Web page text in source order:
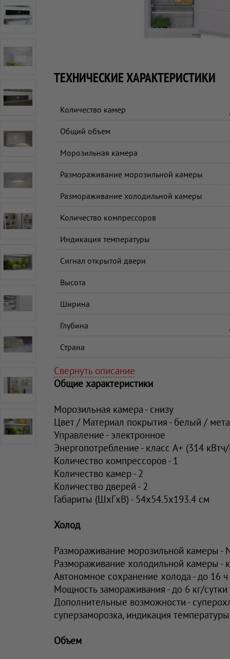
ТЕХНИЧЕСКИЕ ХАРАКТЕРИСТИКИ
Количество камер
Общий объем
Морозильная камера
Размораживание морозильной камеры
Размораживание холодильной камеры
Количество компрессоров
Индикация температуры
Сигнал открытой двери
Высота
Ширина
Глубина
Страна
Свернуть описание
Общие характеристики
Морозильная камера - снизу
Цвет / Материал покрытия - белый /
Управление - электронное
Энергопотребление - класс A+ (314
Количество компрессоров - 1
Количество камер - 2
Количество дверей - 2
Габариты (ШxГxВ) - 54x54.5x193.4 см
Холод
Размораживание морозильной камеры -
Размораживание холодильной камеры -
Автономное сохранение холода - до 16 ч
Мощность замораживания - до 6 кг/cутки
Дополнительные возможности -
суперзаморозка, индикация температуры
Объем